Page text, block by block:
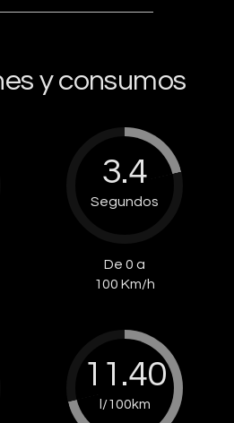
y consumos
3.4
Segundos
De 0 a
100 Km/h
11.40
l/100km